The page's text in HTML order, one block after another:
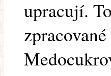
upracují.